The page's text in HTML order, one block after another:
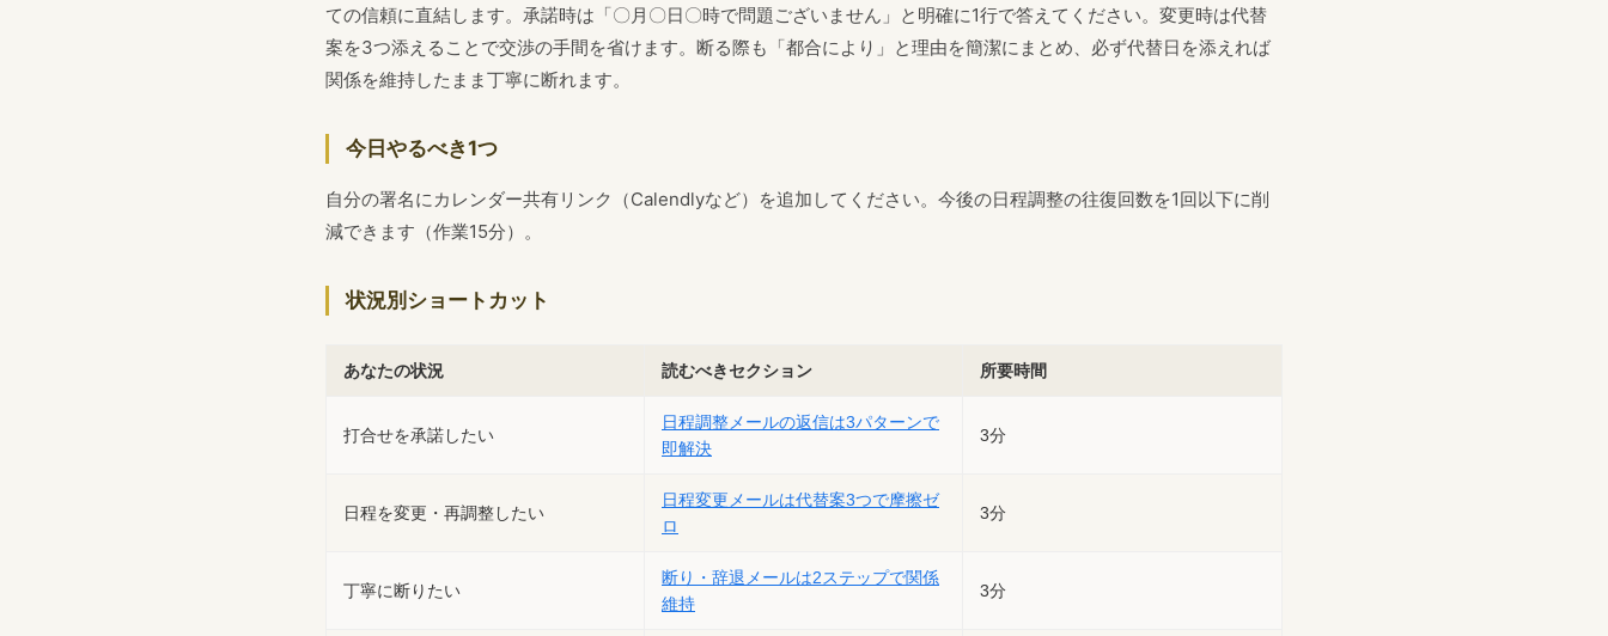
ての信頼に直結します。承諾時は「〇月〇日〇時で問題ございません」と明確に1行で答えてください。変更時は代替
案を3つ添えることで交渉の手間を省けます。断る際も「都合により」と理由を簡潔にまとめ、必ず代替日を添えれば
関係を維持したまま丁寧に断れます。
今日やるべき1つ
自分の署名にカレンダー共有リンク（Calendlyなど）を追加してください。今後の日程調整の往復回数を1回以下に削
減できます（作業15分）。
状況別ショートカット
あなたの状況 読むべきセクション 所要時間
打合せを承諾したい
日程調整メールの返信は3パターンで
即解決
3分
日程を変更・再調整したい
日程変更メールは代替案3つで摩擦ゼ
ロ
3分
丁寧に断りたい
断り・辞退メールは2ステップで関係
維持
3分